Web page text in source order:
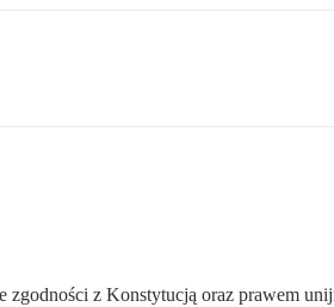
z Konstytucją oraz prawem